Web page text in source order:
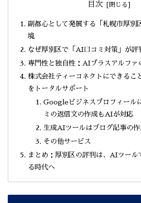
目次
副都心として発展する「札幌市厚別
境
なぜ厚別区で「AI口コミ対策」が評
専門性と独自性：AIプラスアルファ
株式会社ティーコネクトにできるこ
をトータルサポート
Googleビジネスプロフィール
ミの返信文の作成もAIが対応
生成AIツールはブログ記事の
その他サービス
まとめ：厚別区の評判は、AIツール
る時代へ